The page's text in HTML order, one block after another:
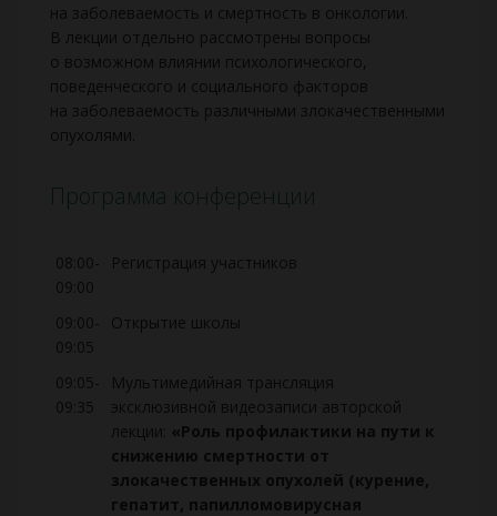
на заболеваемость и смертность в онкологии.
В лекции отдельно рассмотрены вопросы
о возможном влиянии психологического,
поведенческого и социального факторов
на заболеваемость различными злокачественными
опухолями.
Программа конференции
08:00-
09:00
Регистрация участников
09:00-
09:05
Открытие школы
09:05-
09:35
Мультимедийная трансляция
эксклюзивной видеозаписи авторской
лекции: «Роль профилактики на пути к
снижению смертности от
злокачественных опухолей (курение,
гепатит, папилломовирусная